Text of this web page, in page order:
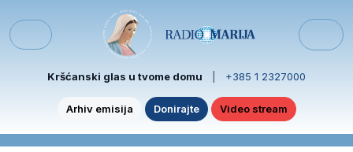
Menu
Kršćanski glas u tvome domu +385 1 2327000
Arhiv emisija Donirajte Video stream